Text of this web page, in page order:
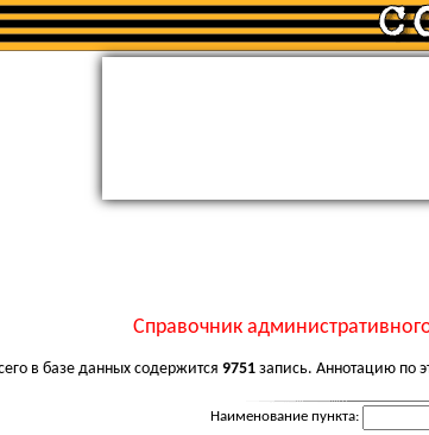
Справочник
в базе данных содержится 9751 запись. Аннотацию по
Наименование пункта: